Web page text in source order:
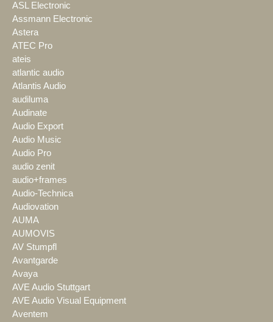
ASL Electronic
Assmann Electronic
Astera
ATEC Pro
ateis
atlantic audio
Atlantis Audio
audiluma
Audinate
Audio Export
Audio Music
Audio Pro
audio zenit
audio+frames
Audio-Technica
Audiovation
AUMA
AUMOVIS
AV Stumpfl
Avantgarde
Avaya
AVE Audio Stuttgart
AVE Audio Visual Equipment
Aventem